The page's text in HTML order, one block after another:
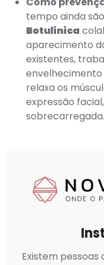
tempo ainda
Botulínica
aparecimento
existentes,
relaxa os
expressão
sobrecarregada.
Existem